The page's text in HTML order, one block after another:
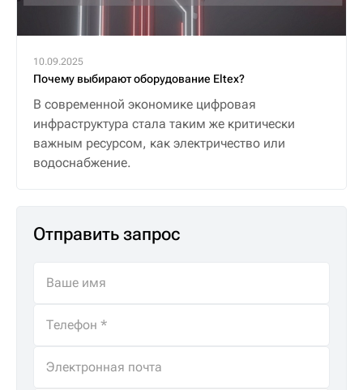
10.09.2025
Почему выбирают оборудование Eltex?
В современной экономике цифровая
инфраструктура стала таким же критически
важным ресурсом, как электричество или
водоснабжение.
Отправить запрос